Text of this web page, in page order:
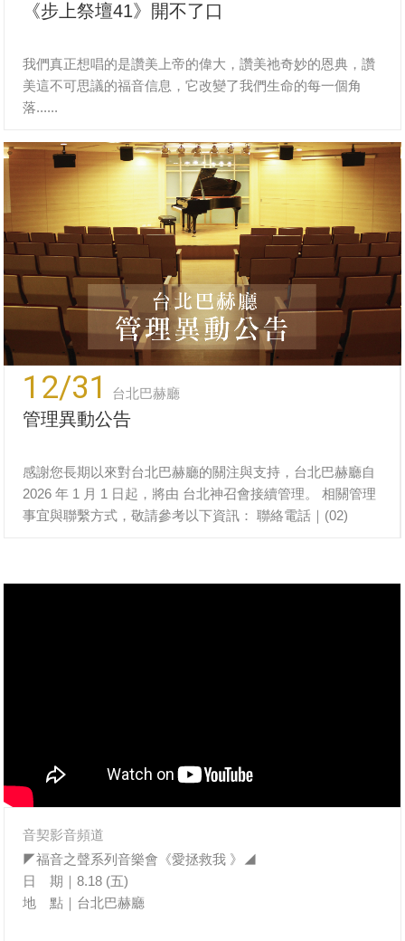
《步上祭壇41》開不了口
我們真正想唱的是讚美上帝的偉大，讚美祂奇妙的恩典，讚
美這不可思議的福音信息，它改變了我們生命的每一個角
落......
12/31 台北巴赫廳
管理異動公告
感謝您長期以來對台北巴赫廳的關注與支持，台北巴赫廳自
2026 年 1 月 1 日起，將由 台北神召會接續管理。 相關管理
事宜與聯繫方式，敬請參考以下資訊： 聯絡電話｜(02)
更新，並於當日正式關閉。 特此公告，敬請周知。
音契影音頻道
◤福音之聲系列音樂會《愛拯救我 》◢
日 期｜8.18 (五)
地 點｜台北巴赫廳